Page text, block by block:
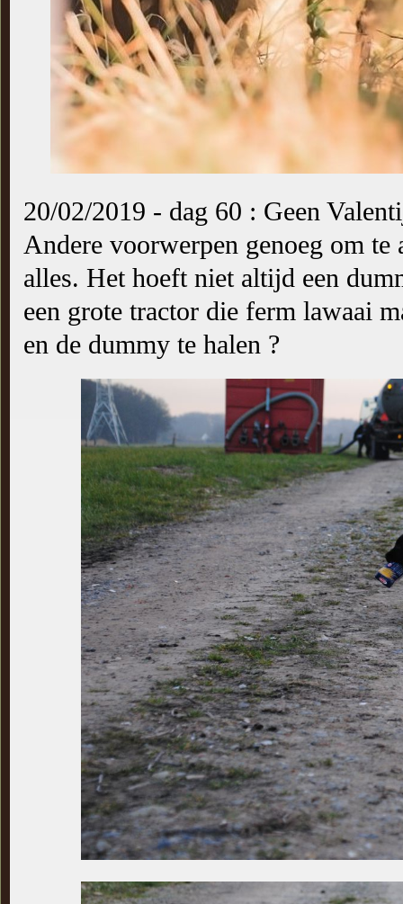
20/02/2019 - dag 60 : Geen
Andere voorwerpen genoeg om
alles. Het hoeft niet altijd een
een grote tractor die ferm lawaai
en de dummy te halen ?